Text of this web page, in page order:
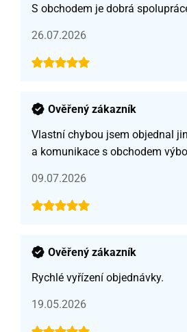
S obchodem je dobrá
26.07.2026
Ověřený zákazník
Vlastní chybou jsem objednal
a komunikace s obchodem
09.07.2026
Ověřený zákazník
Rychlé vyřízení objednávky.
19.05.2026